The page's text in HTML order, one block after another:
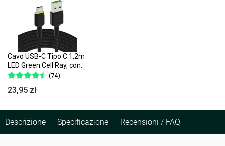
Cavo USB-C Tipo C 1,2m
LED Green Cell Ray, con..
(74)
23,95 zł
Descrizione Specificazione Recensioni / FAQ